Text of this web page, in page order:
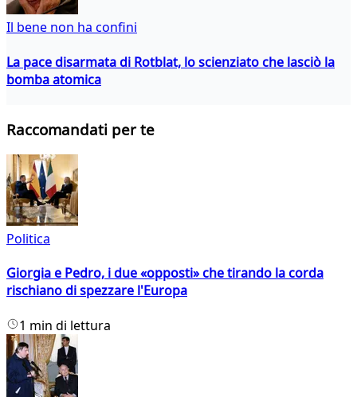
Il bene non ha confini
La pace disarmata di Rotblat, lo scienziato che lasciò la
bomba atomica
Raccomandati per te
Politica
Giorgia e Pedro, i due «opposti» che tirando la corda
rischiano di spezzare l'Europa
1 min di lettura